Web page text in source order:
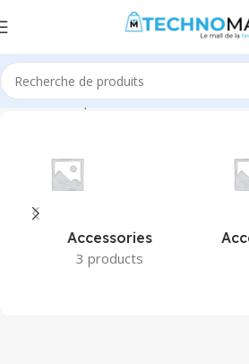
Accueil Boutique
Accessories
3 products